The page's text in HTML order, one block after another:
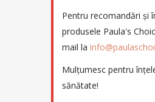
Pentru recomandări și
produsele Paula's
mail la
Mulțumesc pentru
sănătate!